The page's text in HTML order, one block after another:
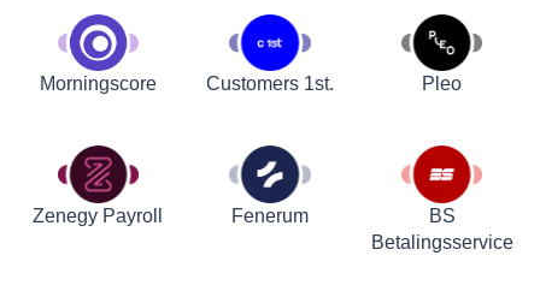
Morningscore Customers 1st. Pleo
Zenegy Payroll Fenerum
BS
Betalingsservice